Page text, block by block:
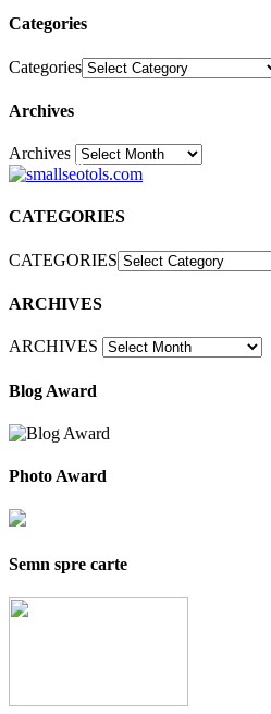
Categories
Categories
Archives
Archives30
CATEGORIES
CATEGORIES
ARCHIVES
ARCHIVES
Blog Award
Photo Award
Semn spre carte